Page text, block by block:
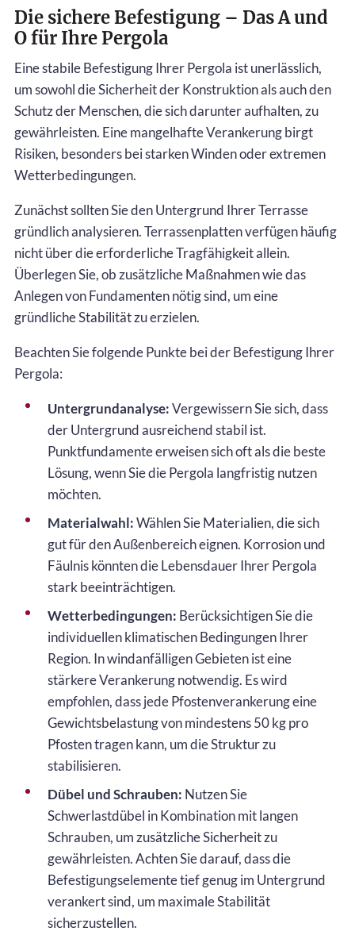
Die sichere Befestigung – Das A und
O für Ihre Pergola
Eine stabile Befestigung Ihrer Pergola ist unerlässlich,
um sowohl die Sicherheit der Konstruktion als auch den
Schutz der Menschen, die sich darunter aufhalten, zu
gewährleisten. Eine mangelhafte Verankerung birgt
Risiken, besonders bei starken Winden oder extremen
Wetterbedingungen.
Zunächst sollten Sie den Untergrund Ihrer Terrasse
gründlich analysieren. Terrassenplatten verfügen häufig
nicht über die erforderliche Tragfähigkeit allein.
Überlegen Sie, ob zusätzliche Maßnahmen wie das
Anlegen von Fundamenten nötig sind, um eine
gründliche Stabilität zu erzielen.
Beachten Sie folgende Punkte bei der Befestigung Ihrer
Pergola:
Untergrundanalyse:Vergewissern Sie sich, dass
der Untergrund ausreichend stabil ist.
Punktfundamente erweisen sich oft als die beste
Lösung, wenn Sie die Pergola langfristig nutzen
möchten.
Materialwahl:Wählen Sie Materialien, die sich
gut für den Außenbereich eignen. Korrosion und
Fäulnis könnten die Lebensdauer Ihrer Pergola
stark beeinträchtigen.
Wetterbedingungen: Berücksichtigen Sie die
individuellen klimatischen Bedingungen Ihrer
Region. In windanfälligen Gebieten ist eine
stärkere Verankerung notwendig. Es wird
empfohlen, dass jede Pfostenverankerung eine
Gewichtsbelastung von mindestens 50 kg pro
Pfosten tragen kann, um die Struktur zu
stabilisieren.
Dübel und Schrauben: Nutzen Sie
Schwerlastdübel in Kombination mit langen
Schrauben, um zusätzliche Sicherheit zu
gewährleisten. Achten Sie darauf, dass die
Befestigungselemente tief genug im Untergrund
verankert sind, um maximale Stabilität
sicherzustellen.